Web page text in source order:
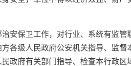
安保卫工作，对行业、系统有监管
各级人民政府公安机关指导、监
政府有关部门指导、检查本行政